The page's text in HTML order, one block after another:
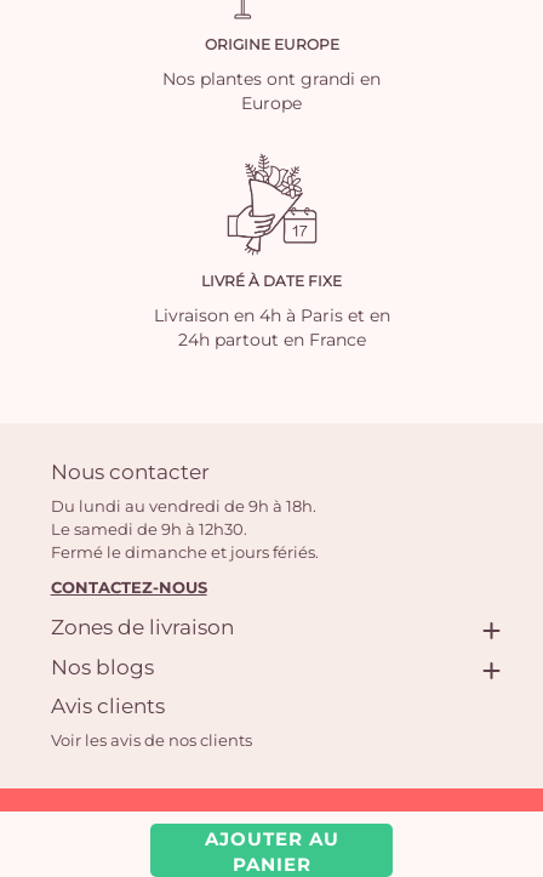
AJOUTER AU
PANIER
ORIGINE EUROPE
Nos plantes ont grandi en
Europe
LIVRÉ À DATE FIXE
Livraison en 4h à Paris et en
24h partout en France
Nous contacter
Du lundi au vendredi de 9h à 18h.
Le samedi de 9h à 12h30.
Fermé le dimanche et jours fériés.
CONTACTEZ-NOUS
Zones de livraison
Nos blogs
Avis clients
Voir les avis de nos clients
Aquarelle.com SAS
39 rue Anatole France, 92300 Levallois-Perret | Fleuriste en ligne